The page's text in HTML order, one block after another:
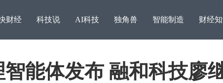
财经 科技说 AI科技 独角兽 智能制造 财经
能体发布 融和科技廖